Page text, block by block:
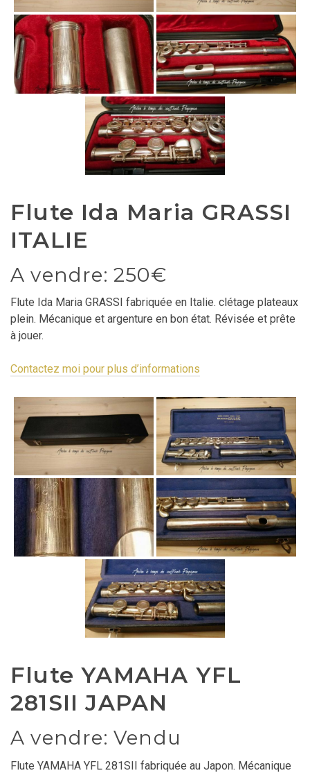
Flute Ida Maria GRASSI
ITALIE
A vendre: 250€
Flute Ida Maria GRASSI fabriquée en Italie. clétage plateaux
plein. Mécanique et argenture en bon état. Révisée et prête
à jouer.
Contactez moi pour plus d’informations
Flute YAMAHA YFL
281SII JAPAN
A vendre: Vendu
Flute YAMAHA YFL 281SII fabriquée au Japon. Mécanique